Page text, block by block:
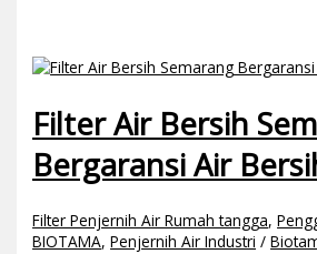
Filter Air Bersih
Bergaransi Air
Filter Penjernih Air Rumah tangga,
BIOTAMA,Penjernih Air Industri /